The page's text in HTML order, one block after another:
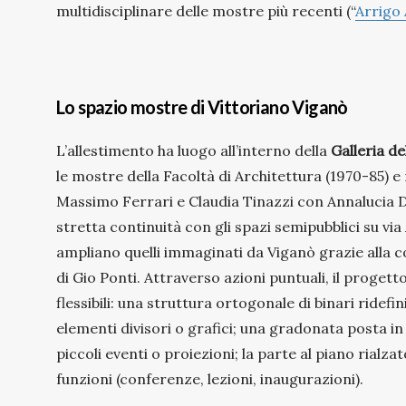
multidisciplinare delle mostre più recenti (“Arrigo
Lo spazio mostre di Vittoriano Viganò
L’allestimento ha luogo all’interno della Galleria
le mostre della Facoltà di Architettura (1970-85)
Massimo Ferrari e Claudia Tinazzi con Annalucia
stretta continuità con gli spazi semipubblici su
ampliano quelli immaginati da Viganò grazie alla
di Gio Ponti. Attraverso azioni puntuali, il
flessibili: una struttura ortogonale di binari
elementi divisori o grafici; una gradonata posta
piccoli eventi o proiezioni; la parte al piano
funzioni (conferenze, lezioni, inaugurazioni).